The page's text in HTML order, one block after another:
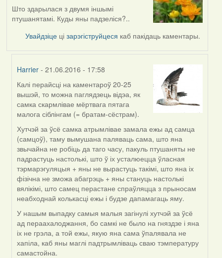
Што здарылася з двумя іншымі
птушанятамі. Куды яны падзеліся?..
Увайдзіце цізарэгіструйцеся каб пакідаць каментары.
Harrier - 21.06.2016 - 17:58
In
reply
to
by
Проніч
Калі перайсці на каментароў 20-25
вышэй, то можна паглядзець відэа, як
самка скармлівае мёртвага пятага
малога сіблінгам (= братам-сёстрам).
Хутчэй за ўсё самка атрымлівае замала ежы ад самца
(самцоў), таму вымушана паляваць сама, што яна
звычайна не робіць да таго часу, пакуль птушаняты не
падрастуць настолькі, што ў іх усталюецца ўласная
тэрмарэгуляцыя + яны не вырастуць такімі, што яна іх
фізічна не зможа абагрэць + яны стануць настолькі
вялікімі, што самец перастане спраўляцца з прыносам
неабходнай колькасці ежы і будзе дапамагаць яму.
У нашым выпадку самыя малыя загінулі хутчэй за ўсё
ад пераахалоджання, бо самкі не было на гняздзе і яна
іх не грэла, а той ежы, якую яна сама ўпалявала не
хапіла, каб яны маглі падтрымліваць сваю тэмпературу
самастойна.